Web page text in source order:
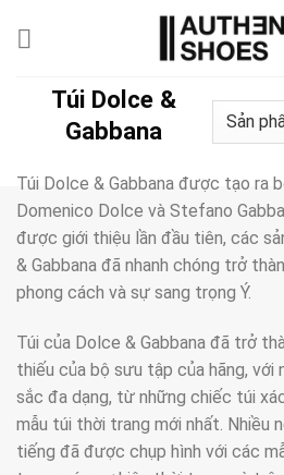
Túi Dolce &
Gabbana
Túi Dolce & Gabbana được tạo ra
Domenico Dolce và Stefano
được giới thiệu lần đầu tiên, các
& Gabbana đã nhanh chóng trở
phong cách và sự sang trọng Ý.
Túi của Dolce & Gabbana đã trở
thiếu của bộ sưu tập của hãng, với
sắc đa dạng, từ những chiếc túi
mẫu túi thời trang mới nhất. Nhiều
tiếng đã được chụp hình với các